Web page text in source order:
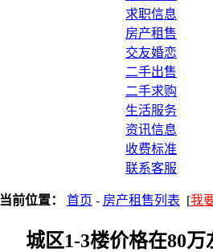
求职信息
房产租售
交友婚恋
二手出售
二手求购
生活服务
资讯信息
收费标准
联系客服
当前位置： 首页 - 房产租售列表 [我
城区1-3楼价格在80万